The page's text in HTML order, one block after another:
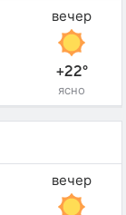
вечер
+22°
ясно
вечер